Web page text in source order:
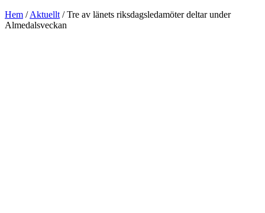
Hem /Aktuellt /Tre av länets riksdagsledamöter deltar under
Almedalsveckan